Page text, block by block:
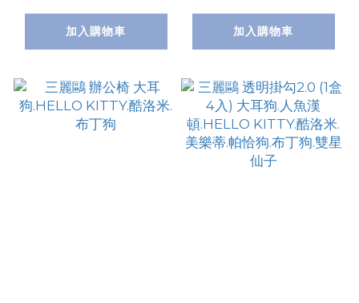
大耳狗.布丁狗
加入購物車 加入購物車